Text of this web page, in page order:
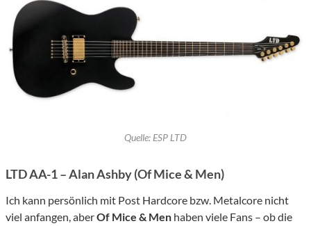
Quelle: ESP LTD
LTD AA-1 – Alan Ashby (Of Mice & Men)
Ich kann persönlich mit Post Hardcore bzw. Metalcore nicht
viel anfangen, aberOf Mice & Men haben viele Fans – ob die